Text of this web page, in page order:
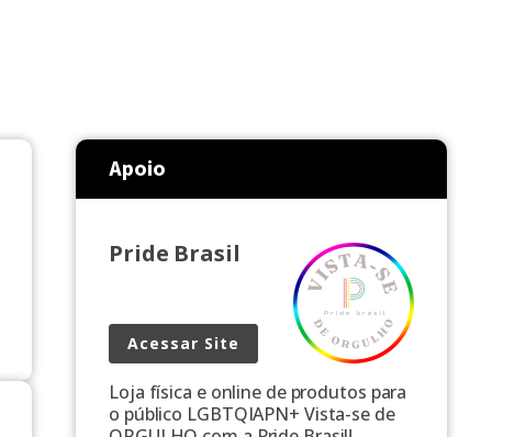
Apoio
Pride Brasil
Acessar Site
Loja física e online de produtos para
o público LGBTQIAPN+ Vista-se de